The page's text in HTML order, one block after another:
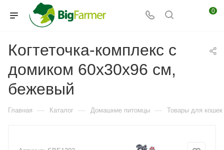
0
Когтеточка-комплекс с
домиком 60х30х96 см,
бежевый
Главная — Каталог — Домашние питомцы — Товары для кошек